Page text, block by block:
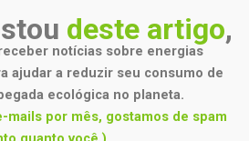
deste artigo,
notícias sobre energias
ajudar a reduzir seu consumo de
ecológica no planeta.
mails por mês, gostamos de spam